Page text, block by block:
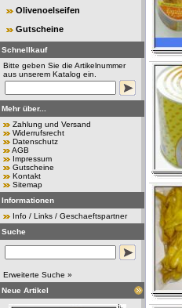
Olivenoelseifen
Gutscheine
Schnellkauf
Bitte geben Sie die Artikelnummer
aus unserem Katalog ein.
Mehr über...
Zahlung und Versand
Widerrufsrecht
Datenschutz
AGB
Impressum
Gutscheine
Kontakt
Sitemap
Informationen
Info / Links / Geschaeftspartner
Suche
Erweiterte Suche »
Neue Artikel